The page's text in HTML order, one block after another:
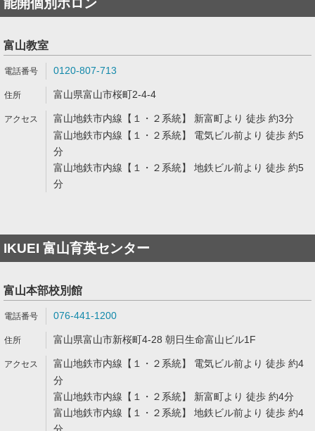
能開個別ホロン
富山教室
0120-807-713
富山県富山市桜町2-4-4
富山地鉄市内線【１・２系統】 新富町より 徒歩 約3分
富山地鉄市内線【１・２系統】 電気ビル前より 徒歩 約5
分
富山地鉄市内線【１・２系統】 地鉄ビル前より 徒歩 約5
分
IKUEI 富山育英センター
富山本部校別館
076-441-1200
富山県富山市新桜町4-28 朝日生命富山ビル1F
富山地鉄市内線【１・２系統】 電気ビル前より 徒歩 約4
分
富山地鉄市内線【１・２系統】 新富町より 徒歩 約4分
富山地鉄市内線【１・２系統】 地鉄ビル前より 徒歩 約4